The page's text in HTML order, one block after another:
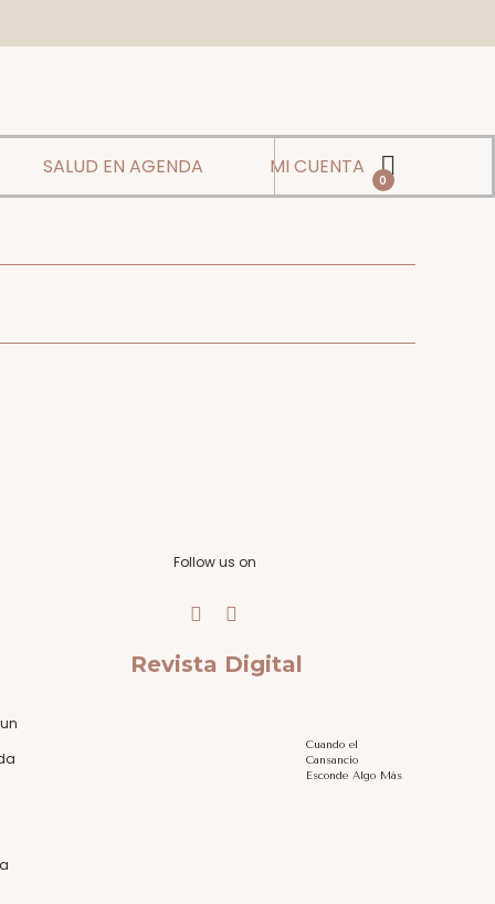
SALUD EN AGENDA MI CUENTA
0
Follow us on
Revista Digital
Cuando el
Cansancio
Esconde Algo Más